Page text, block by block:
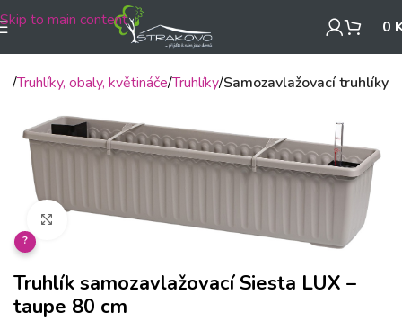
Skip to main content 0
Truhlíky, obaly, květináče Truhlíky Samozavlažovací truhlíky
Klikněte pro zvětšení
?
Truhlík samozavlažovací Siesta LUX –
taupe 80 cm